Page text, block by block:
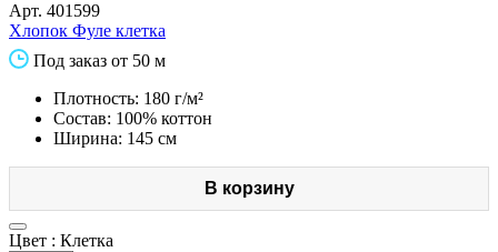
Арт. 401599
Хлопок Фуле клетка
Под заказ от 50 м
Плотность: 180 г/м²
Состав: 100% коттон
Ширина: 145 см
В корзину
Цвет : Клетка